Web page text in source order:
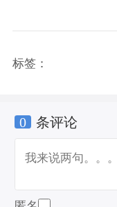
标签：
0 条评论